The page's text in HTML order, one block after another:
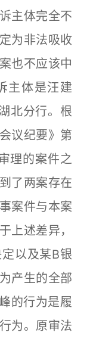
主体完全不
为非法吸收
也不应该中
主体是汪建
北分行。根
议纪要》第
理的案件之
了两案存在
案件与本案
上述差异，
以及某B银
产生的全部
的行为是履
为。原审法